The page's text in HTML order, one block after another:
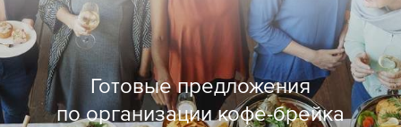
Готовые предложения
по организации кофе-брейка